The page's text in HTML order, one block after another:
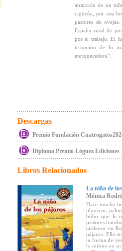
atracción de un
cigüeña, por una
pastores de
España rural de
por el trabajo. El
irrupción de lo
enriquecedora".
Descargas
Premio Fundación
Diploma Premio Lóguez Ediciones
Libros Relacionados
La niña de
Mónica
Hace mucho
jilgueros,
búho que le
pastores
tardaron en
pájaros. Ella
la forma de
lo mismo en